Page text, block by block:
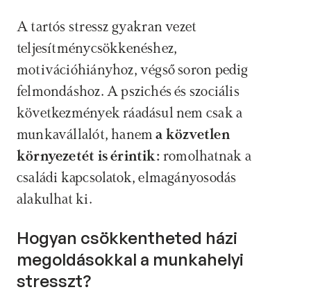
A tartós stressz gyakran vezet
teljesítménycsökkenéshez,
motivációhiányhoz, végső soron pedig
felmondáshoz. A pszichés és szociális
következmények ráadásul nem csak a
munkavállalót, hanem a közvetlen
környezetét is érintik: romolhatnak a
családi kapcsolatok, elmagányosodás
alakulhat ki.
Hogyan csökkentheted házi
megoldásokkal a munkahelyi
stresszt?